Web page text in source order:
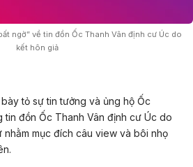
ngờ” về tin đồn Ốc Thanh Vân định cư Úc do
kết hôn giả
tỏ sự tin tưởng và ủng hộ Ốc
tin đồn Ốc Thanh Vân định cư Úc do
mục đích câu view và bôi nhọ